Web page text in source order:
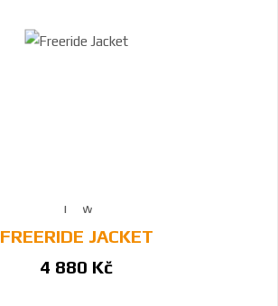
FREERIDE JACKET
4 880 Kč